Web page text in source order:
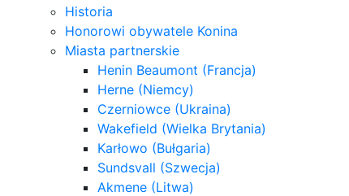
Historia
Honorowi obywatele Konina
Miasta partnerskie
Henin Beaumont (Francja)
Herne (Niemcy)
Czerniowce (Ukraina)
Wakefield (Wielka Brytania)
Karłowo (Bułgaria)
Sundsvall (Szwecja)
Akmene (Litwa)